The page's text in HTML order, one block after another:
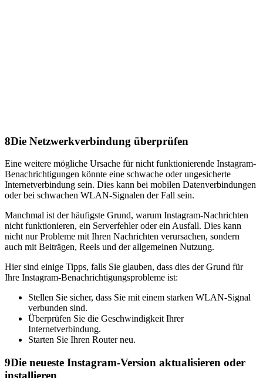
8Die Netzwerkverbindung überprüfen
Eine weitere mögliche Ursache für nicht funktionierende Instagram-
Benachrichtigungen könnte eine schwache oder ungesicherte
Internetverbindung sein. Dies kann bei mobilen Datenverbindungen
oder bei schwachen WLAN-Signalen der Fall sein.
Manchmal ist der häufigste Grund, warum Instagram-Nachrichten
nicht funktionieren, ein Serverfehler oder ein Ausfall. Dies kann
nicht nur Probleme mit Ihren Nachrichten verursachen, sondern
auch mit Beiträgen, Reels und der allgemeinen Nutzung.
Hier sind einige Tipps, falls Sie glauben, dass dies der Grund für
Ihre Instagram-Benachrichtigungsprobleme ist:
Stellen Sie sicher, dass Sie mit einem starken WLAN-Signal
verbunden sind.
Überprüfen Sie die Geschwindigkeit Ihrer
Internetverbindung.
Starten Sie Ihren Router neu.
9Die neueste Instagram-Version aktualisieren oder
installieren